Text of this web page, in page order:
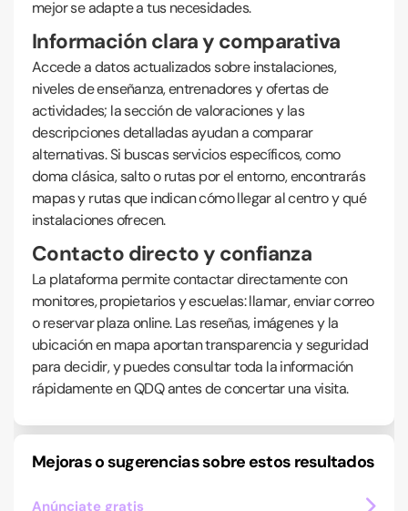
mejor se adapte a tus necesidades.
Información clara y comparativa
Accede a datos actualizados sobre instalaciones,
niveles de enseñanza, entrenadores y ofertas de
actividades; la sección de valoraciones y las
descripciones detalladas ayudan a comparar
alternativas. Si buscas servicios específicos, como
doma clásica, salto o rutas por el entorno, encontrarás
mapas y rutas que indican cómo llegar al centro y qué
instalaciones ofrecen.
Contacto directo y confianza
La plataforma permite contactar directamente con
monitores, propietarios y escuelas: llamar, enviar correo
o reservar plaza online. Las reseñas, imágenes y la
ubicación en mapa aportan transparencia y seguridad
para decidir, y puedes consultar toda la información
rápidamente en QDQ antes de concertar una visita.
Mejoras o sugerencias sobre estos resultados
Anúnciate gratis